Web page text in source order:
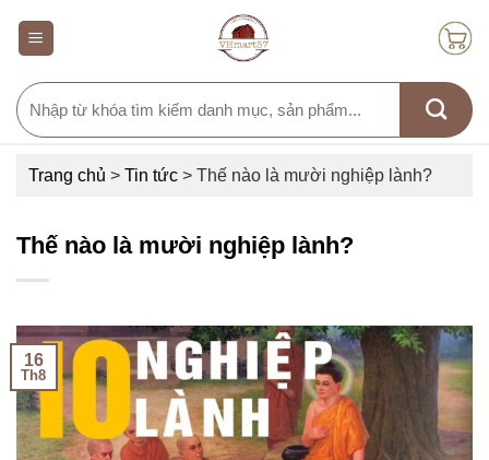
Search
for:
Trang chủ > Tin tức > Thế nào là mười nghiệp lành?
Thế nào là mười nghiệp lành?
16
Th8